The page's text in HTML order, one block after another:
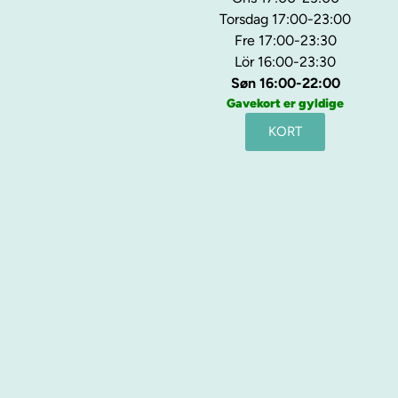
Torsdag 17:00-23:00
Fre 17:00-23:30
Lör 16:00-23:30
Søn 16:00-22:00
Gavekort er gyldige
KORT